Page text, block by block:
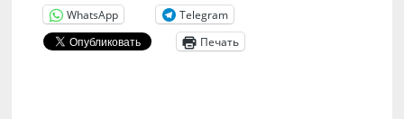
WhatsApp
Telegram
Печать